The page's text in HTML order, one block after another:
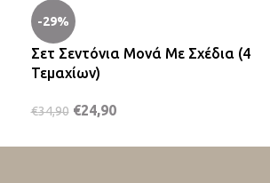
-29%
Σετ Σεντόνια Μονά Με Σχέδια (4
Τεμαχίων)
€34,90 €24,90